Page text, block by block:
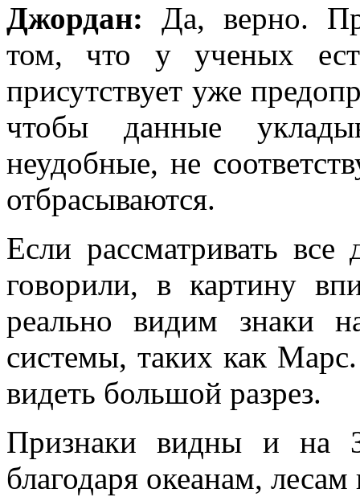
Джордан: Да, верно.
том, что у ученых
присутствует уже
чтобы данные
неудобные, не
отбрасываются.
Если рассматривать
говорили, в картину
реально видим знаки
системы, таких как
видеть большой разрез.
Признаки видны и на
благодаря океанам, лесам